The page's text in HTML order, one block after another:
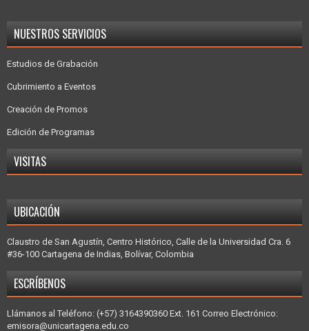
NUESTROS SERVICIOS
Estudios de Grabación
Cubrimiento a Eventos
Creación de Promos
Edición de Programas
VISITAS
UBICACIÓN
Claustro de San Agustín, Centro Histórico, Calle de la Universidad Cra. 6
#36-100 Cartagena de Indias, Bolívar, Colombia
ESCRÍBENOS
Llámanos al Teléfono: (+57) 3164390360 Ext. 161 Correo Electrónico:
emisora@unicartagena.edu.co